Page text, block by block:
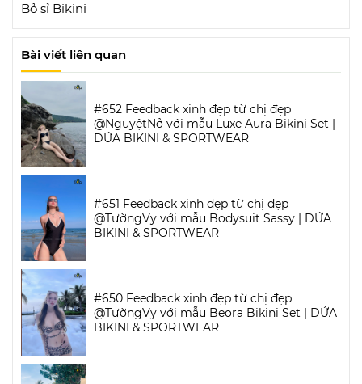
Bỏ sỉ Bikini
Bài viết liên quan
#652 Feedback xinh đẹp từ chị đẹp
@NguyệtNở với mẫu Luxe Aura Bikini Set |
DỨA BIKINI & SPORTWEAR
#651 Feedback xinh đẹp từ chị đẹp
@TườngVy với mẫu Bodysuit Sassy | DỨA
BIKINI & SPORTWEAR
#650 Feedback xinh đẹp từ chị đẹp
@TườngVy với mẫu Beora Bikini Set | DỨA
BIKINI & SPORTWEAR